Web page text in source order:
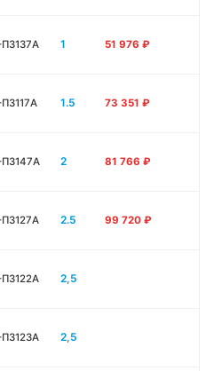
1 51 976 ₽
1.5 73 351 ₽
2 81 766 ₽
2.5 99 720 ₽
2,5
2,5